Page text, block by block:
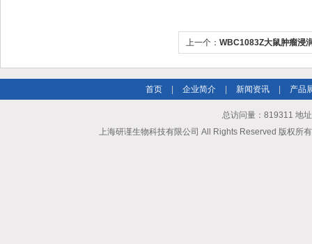
上一个： WBC1083Z大鼠肿瘤浸
首页 企业简介 新闻资讯 产品
总访问量：819311 地
上海研谨生物科技有限公司 All Rights Reserved 版权所